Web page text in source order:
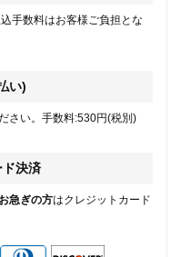
手数料はお客様ご負担とな
い)
さい。手数料:530円(税別)
ド決済
お急ぎの方はクレジットカード